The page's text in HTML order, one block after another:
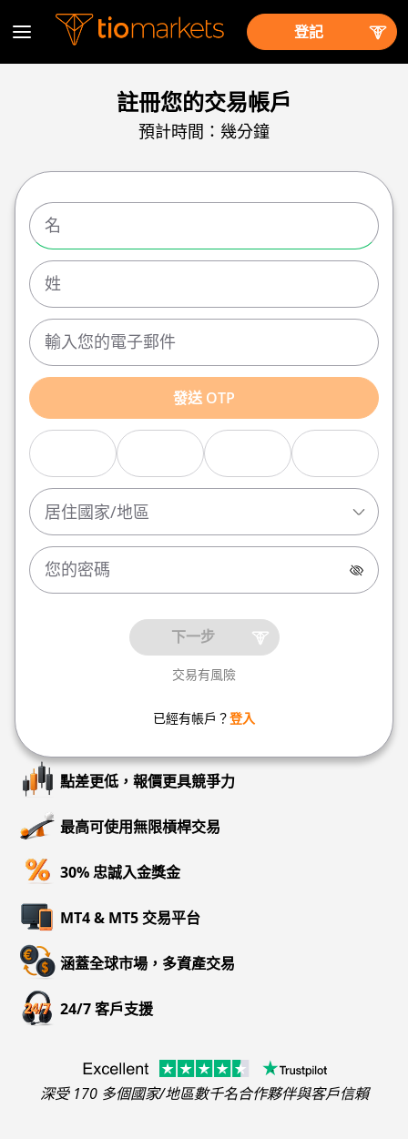
登記
點差更低，報價更具競爭力
最高可使用無限槓桿交易
30% 忠誠入金獎金
MT4 & MT5 交易平台
涵蓋全球市場，多資產交易
24/7 客戶支援
深受 170 多個國家/地區數千名合作夥伴與客戶信賴
註冊您的交易帳戶
預計時間：幾分鐘
發送 OTP
居住國家/地區
下一步
交易有風險
已經有帳戶？登入